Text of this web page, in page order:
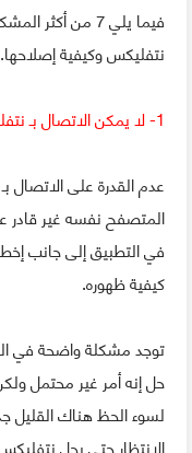
فيما يلي 7 من
نتفليكس وكيفية إصلاحها.
1- لا يمكن الاتصال بـ نتفليكس
عدم القدرة على
المتصفح نفسه غير قادر
في التطبيق إلى جانب
كيفية ظهوره.
توجد مشكلة واضحة في
حل إنه أمر غير محتمل
لسوء الحظ هناك القليل